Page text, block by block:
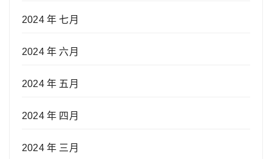
2024 年 七月
2024 年 六月
2024 年 五月
2024 年 四月
2024 年 三月